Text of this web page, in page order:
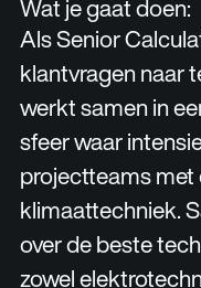
Wat je gaat doen:
Als Senior
klantvragen naar
werkt samen in
sfeer waar
projectteams
klimaattechniek.
over de beste
zowel